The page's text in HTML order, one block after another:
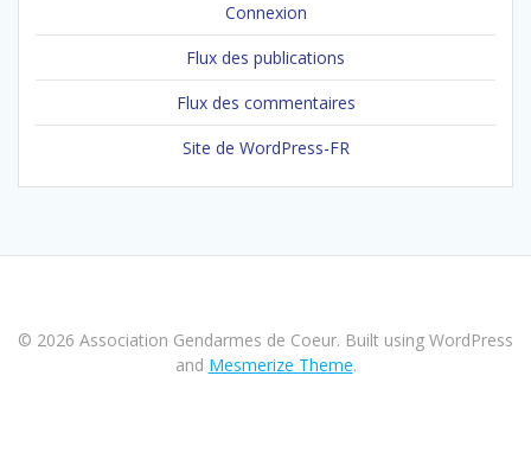
Connexion
Flux des publications
Flux des commentaires
Site de WordPress-FR
© 2026 Association Gendarmes de Coeur. Built using WordPress
and Mesmerize Theme.